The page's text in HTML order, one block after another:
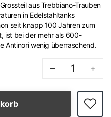
aus Trebbiano-Trauben
in Edelstahltanks
seit knapp 100 Jahren zum
ist bei der mehr als 600-
Antinori wenig überraschend.
– +